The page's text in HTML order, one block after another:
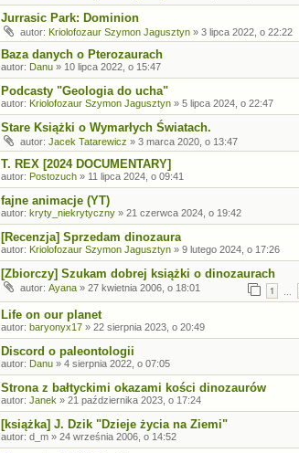
Jurrasic Park: Dominion
autor: Kriolofozaur Szymon Jagusztyn » 3 lipca 2022, o 22:22
Baza danych o Pterozaurach
autor: Danu » 10 lipca 2022, o 15:47
Podcasty "Geologia do ucha"
autor: Kriolofozaur Szymon Jagusztyn » 5 lipca 2024, o 22:47
Stare Książki o Wymarłych Światach.
autor: Jacek Tatarewicz » 3 marca 2020, o 13:47
T. REX [2024 DOCUMENTARY]
autor: Postozuch » 11 lipca 2024, o 09:41
fajne animacje (YT)
autor: kryty_niekrytyczny » 21 czerwca 2024, o 19:42
[Recenzja] Sprzedam dinozaura
autor: Kriolofozaur Szymon Jagusztyn » 9 lutego 2024, o 17:26
[Zbiorczy] Szukam dobrej książki o dinozaurach
autor: Ayana » 27 kwietnia 2006, o 18:01 1
Life on our planet
autor: baryonyx17 » 22 sierpnia 2023, o 20:49
Discord o paleontologii
autor: Danu » 4 sierpnia 2022, o 07:05
Strona z bałtyckimi okazami kości dinozaurów
autor: Janek » 21 października 2023, o 17:24
[książka] J. Dzik "Dzieje życia na Ziemi"
autor: d_m » 24 września 2006, o 14:52